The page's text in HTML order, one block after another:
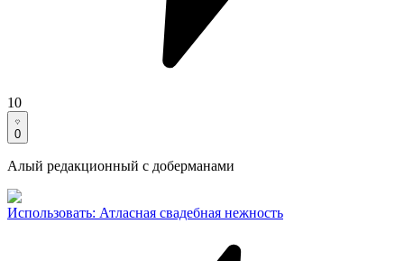
10
0
Алый редакционный с доберманами
Использовать: Атласная свадебная нежность